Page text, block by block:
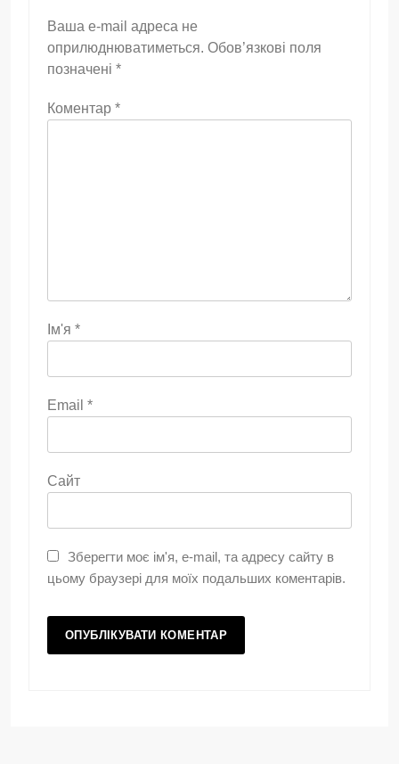
Ваша e-mail адреса не
оприлюднюватиметься. Обов’язкові поля
позначені *
Коментар *
Ім'я *
Email *
Сайт
Зберегти моє ім'я, e-mail, та адресу сайту в
цьому браузері для моїх подальших коментарів.